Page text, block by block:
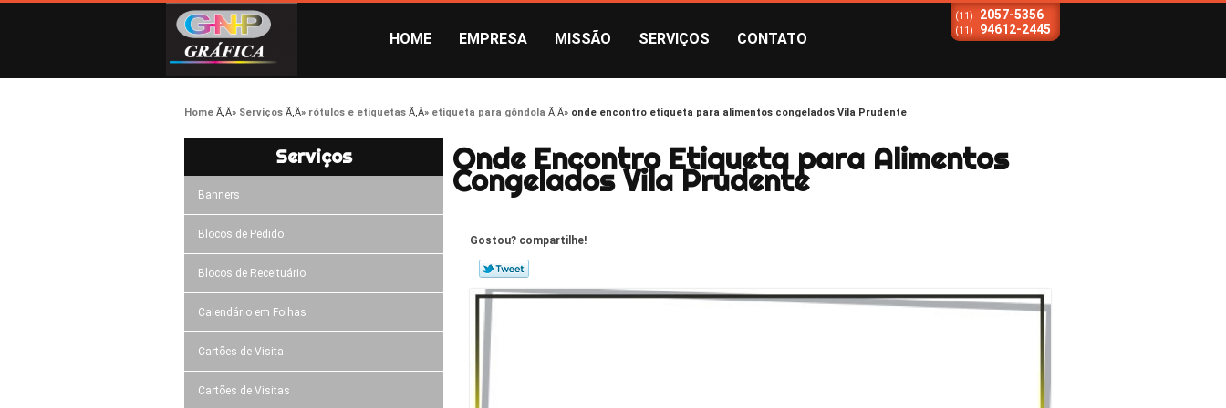
HOME EMPRESA MISSÃO SERVIÇOS CONTATO
(11) 2057-5356
(11) 94612-2445
Home Serviços rótulos e etiquetas etiqueta para gôndola onde encontro etiqueta para alimentos congelados Vila Prudente
Serviços
Banners
Blocos de Pedido
Blocos de Receituário
Calendário em Folhas
Cartões de Visita
Cartões de Visitas
Onde Encontro Etiqueta para Alimentos
Congelados Vila Prudente
Gostou? compartilhe!